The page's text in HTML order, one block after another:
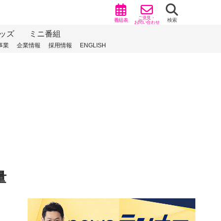
番組表 ご意見・
お問い合わせ 検索
ズ ミニ番組
業 企業情報 採用情報 ENGLISH